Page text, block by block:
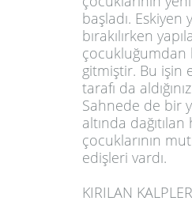
başladı. Eskiyen
bırakılırken
çocukluğumdan
gitmiştir. Bu işin
tarafı da
Sahnede de bir
altında
çocuklarının
edişleri vardı.
KIRILAN